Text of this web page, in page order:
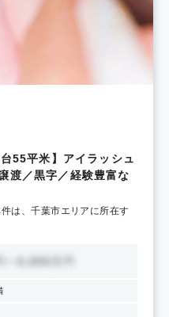
55平米】アイラッシュ
渡／黒字／経験豊富な
は、千葉市エリアに所在す